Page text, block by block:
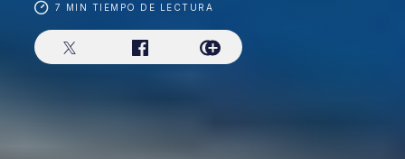
7 MIN TIEMPO DE LECTURA